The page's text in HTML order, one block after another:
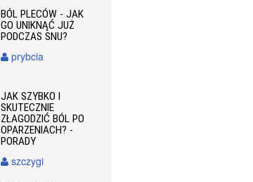
BÓL PLECÓW - JAK
GO UNIKNĄĆ JUŻ
PODCZAS SNU?
prybcia
JAK SZYBKO I
SKUTECZNIE
ZŁAGODZIĆ BÓL PO
OPARZENIACH? -
PORADY
szczygi